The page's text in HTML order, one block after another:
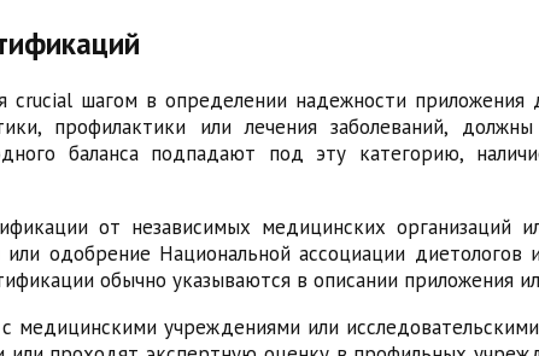
шагом в определении надежности приложения
профилактики или лечения заболеваний,
баланса подпадают под эту категорию,
от независимых медицинских организаций
одобрение Национальной ассоциации диетологов
обычно указываются в описании приложения
медицинскими учреждениями или